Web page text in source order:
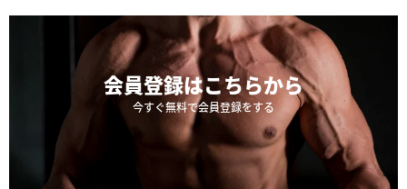
会員登録はこちらから
今すぐ無料で会員登録をする